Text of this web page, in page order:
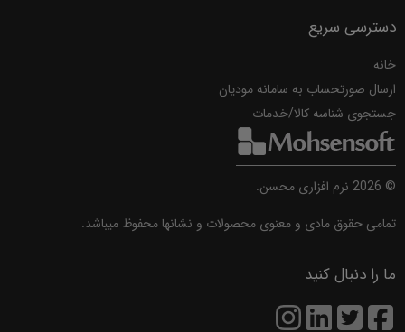
دسترسی سریع
خانه
ارسال صورتحساب به سامانه مودیان
جستجوی شناسه کالا/خدمات
©
2026 نرم افزاری محسن.
تمامی حقوق مادی و معنوی محصولات و نشانها محفوظ میباشد.
ما را دنبال کنید